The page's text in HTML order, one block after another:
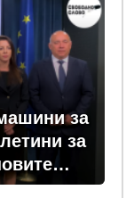
за
за